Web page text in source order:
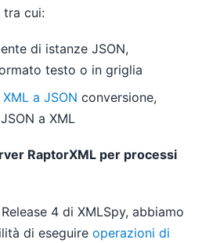
tra cui:
di istanze JSON,
testo o in griglia
a JSON conversione,
a XML
RaptorXML per processi
4 di XMLSpy, abbiamo
di eseguire operazioni di